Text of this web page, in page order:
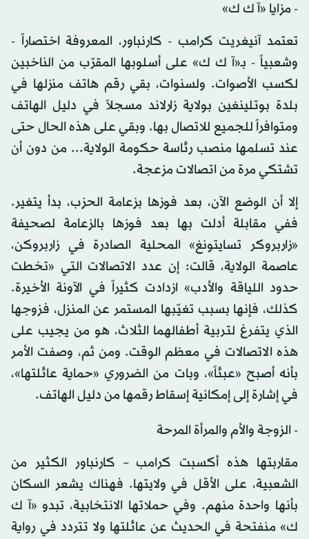
- مزايا «آ ك ك»
تعتمد آنيغريت كرامب - كارنباور، المعروفة اختصاراً -
وشعبياً - بـ«آ ك ك» على أسلوبها المقرّب من الناخبين
لكسب الأصوات. ولسنوات، بقي رقم هاتف منزلها في
بلدة بوتلينغين بولاية زارلاند مسجلاً في دليل الهاتف
ومتوافراً للجميع للاتصال بها. وبقي على هذه الحال حتى
عند تسلمها منصب رئاسة حكومة الولاية... من دون أن
تشتكي مرة من اتصالات مزعجة.
إلا أن الوضع الآن، بعد فوزها بزعامة الحزب، بدأ يتغير.
ففي مقابلة أدلت بها بعد فوزها بالزعامة لصحيفة
«زاربروكر تسايتونغ» المحلية الصادرة في زاربروكن،
عاصمة الولاية، قالت: إن عدد الاتصالات التي «تخطت
حدود اللياقة والأدب» ازدادت كثيراً في الآونة الأخيرة.
كذلك، فإنها بسبب تغيّبها المستمر عن المنزل، فزوجها
الذي يتفرغ لتربية أطفالهما الثلاث، هو من يجيب على
هذه الاتصالات في معظم الوقت. ومن ثم، وصفت الأمر
بأنه أصبح «عبئاً»، وبات من الضروري «حماية عائلتها»،
في إشارة إلى إمكانية إسقاط رقمها من دليل الهاتف.
- الزوجة والأم والمرأة المرحة
مقاربتها هذه أكسبت كرامب – كارنباور الكثير من
الشعبية، على الأقل في ولايتها. فهناك يشعر السكان
بأنها واحدة منهم. وفي حملاتها الانتخابية، تبدو «آ ك
ك» منفتحة في الحديث عن عائلتها ولا تتردد في رواية